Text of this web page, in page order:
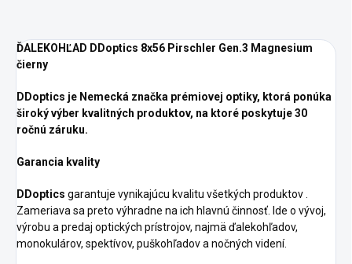
ĎALEKOHĽAD DDoptics 8x56 Pirschler Gen.3 Magnesium
čierny
DDoptics je Nemecká značka prémiovej optiky, ktorá ponúka
široký výber kvalitných produktov, na ktoré poskytuje 30
ročnú záruku.
Garancia kvality
DDoptics garantuje vynikajúcu kvalitu všetkých produktov .
Zameriava sa preto výhradne na ich hlavnú činnosť. Ide o vývoj,
výrobu a predaj optických prístrojov, najmä ďalekohľadov,
monokulárov, spektívov, puškohľadov a nočných videní.